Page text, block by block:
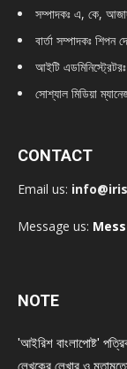
সম্পাদকঃ এ, কে,
বার্তা সম্পাদকঃ শিপন
আইটি
সোশ্যাল মিডিয়া
CONTACT
Email us:
Message us:
NOTE
'আইরিশ বাংলাপোষ্ট'
লেখকের লেখার ও